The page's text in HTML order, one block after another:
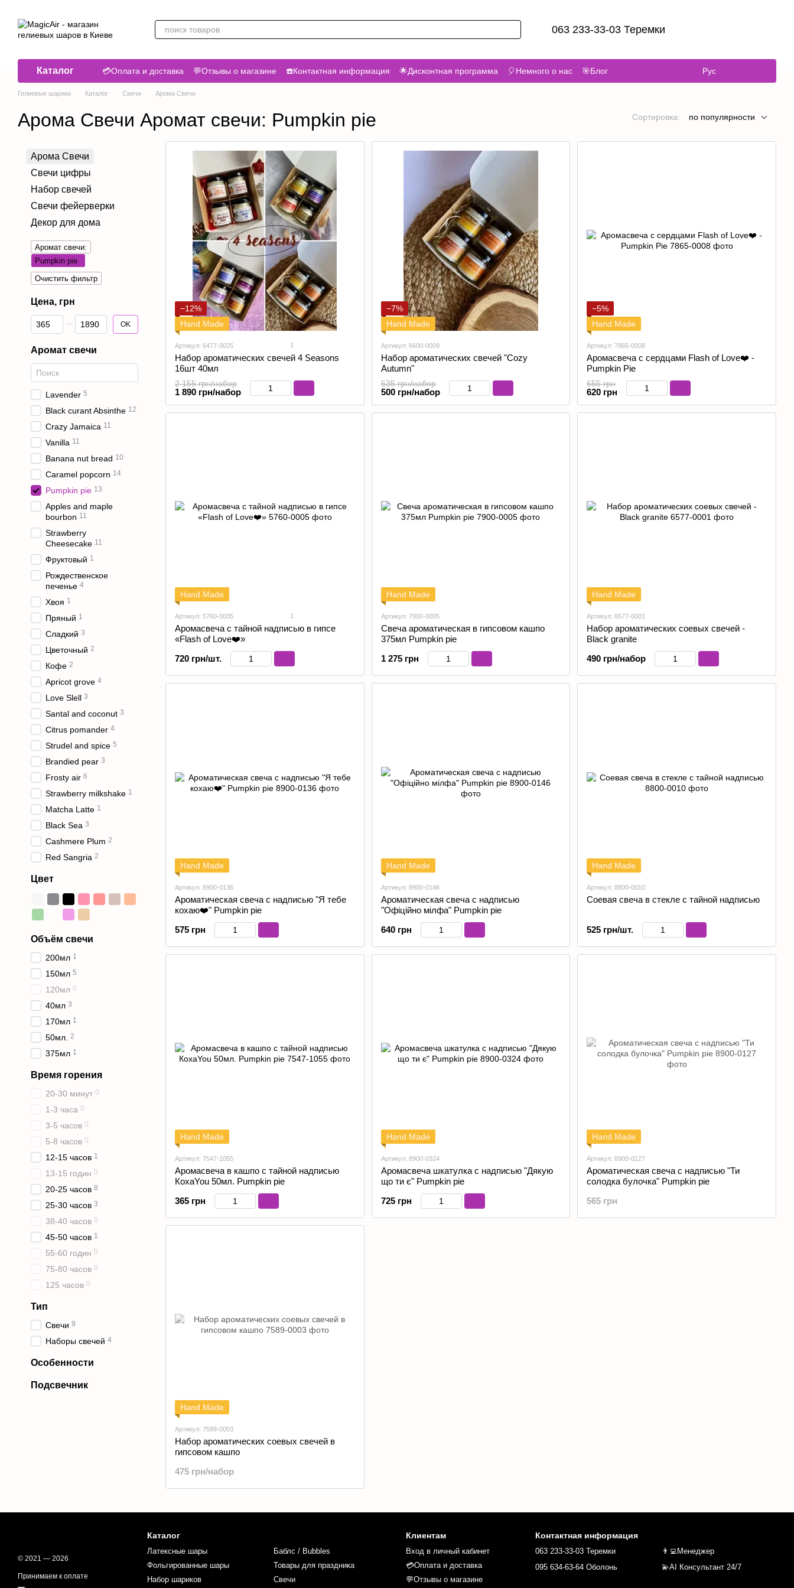
063 233-33-03 Теремки
Каталог 💳Оплата и доставка 💬Отзывы о магазине ☎️Контактная информация 🌟Дисконтная программа 🎈Немного о нас 🎯Блог Рус
Гелиевые шарики Каталог Свечи Арома Свечи
Арома Свечи Аромат свечи: Pumpkin pie Сортировка: по популярности
−12%
Hand Made
Артикул: 6477-0025 1
Набор ароматических свечей 4 Seasons
16шт 40мл
2 155 грн/набор
1 890 грн/набор
−7%
Hand Made
Артикул: 6600-0009
Набор ароматических свечей "Cozy
Autumn"
535 грн/набор
500 грн/набор
−5%
Hand Made
Артикул: 7865-0008
Аромасвеча с сердцами Flash of Love❤️ -
Pumpkin Pie
655 грн
620 грн
Hand Made
Артикул: 5760-0005 1
Аромасвеча с тайной надписью в гипсе
«Flash of Love❤️»
720 грн/шт.
Hand Made
Артикул: 7900-0005
Свеча ароматическая в гипсовом кашпо
375мл Pumpkin pie
1 275 грн
Hand Made
Артикул: 6577-0001
Набор ароматических соевых свечей -
Black granite
490 грн/набор
Hand Made
Артикул: 8900-0136
Ароматическая свеча с надписью "Я тебе
кохаю❤️" Pumpkin pie
575 грн
Hand Made
Артикул: 8900-0146
Ароматическая свеча с надписью
"Офіційно мілфа" Pumpkin pie
640 грн
Hand Made
Артикул: 8800-0010
Соевая свеча в стекле с тайной надписью
525 грн/шт.
Hand Made
Артикул: 7547-1055
Аромасвеча в кашпо с тайной надписью
КохаYou 50мл. Pumpkin pie
365 грн
Hand Made
Артикул: 8900-0324
Аромасвеча шкатулка с надписью "Дякую
що ти є" Pumpkin pie
725 грн
Hand Made
Артикул: 8900-0127
Ароматическая свеча с надписью "Ти
солодка булочка" Pumpkin pie
565 грн
Hand Made
Артикул: 7589-0003
Набор ароматических соевых свечей в
гипсовом кашпо
475 грн/набор
Арома Свечи
Свечи цифры
Набор свечей
Свечи фейерверки
Декор для дома
Аромат свечи:
Pumpkin pie
Очистить фильтр
Цена, грн
От Цена, грн
До Цена, грн OK
Аромат свечи
Lavender 5
Black curant Absinthe 12
Crazy Jamaica 11
Vanilla 11
Banana nut bread 10
Caramel popcorn 14
Pumpkin pie 13
Apples and maple
bourbon 11
Strawberry
Cheesecake 11
Фруктовый 1
Рождественское
печенье 4
Хвоя 1
Пряный 1
Сладкий 3
Цветочный 2
Кофе 2
Apricot grove 4
Love Slell 3
Santal and coconut 3
Citrus pomander 4
Strudel and spice 5
Brandied pear 3
Frosty air 6
Strawberry milkshake 1
Matcha Latte 1
Black Sea 3
Cashmere Plum 2
Red Sangria 2
Цвет
Объём свечи
200мл 1
150мл 5
120мл 0
40мл 3
170мл 1
50мл. 2
375мл 1
Время горения
20-30 минут 0
1-3 часа 0
3-5 часов 0
5-8 часов 0
12-15 часов 1
13-15 годин 0
20-25 часов 8
25-30 часов 3
38-40 часов 0
45-50 часов 1
55-60 годин 0
75-80 часов 0
125 часов 0
Тип
Свечи 9
Наборы свечей 4
Особенности
Подсвечник
© 2021 — 2026
Принимаем к оплате
Каталог
Латексные шары
Фольгированные шары
Набор шариков
Баблс / Bubbles
Товары для праздника
Свечи
Клиентам
Вход в личный кабинет
💳Оплата и доставка
💬Отзывы о магазине
Контактная информация
063 233-33-03 Теремки
095 634-63-64 Оболонь
👨‍💻Менеджер
💫AI Консультант 24/7